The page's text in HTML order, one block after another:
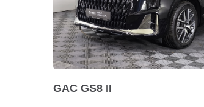
GAC GS8 II